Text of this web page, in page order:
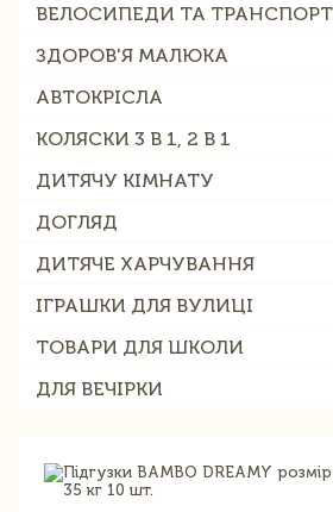
ВЕЛОСИПЕДИ ТА
ЗДОРОВ'Я МАЛЮКА
АВТОКРІСЛА
КОЛЯСКИ 3 В 1, 2 В 1
ДИТЯЧУ КІМНАТУ
ДОГЛЯД
ДИТЯЧЕ ХАРЧУВАННЯ
ІГРАШКИ ДЛЯ ВУЛИЦІ
ТОВАРИ ДЛЯ ШКОЛИ
ДЛЯ ВЕЧІРКИ